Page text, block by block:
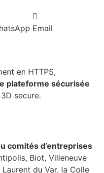
Email
en HTTPS,
plateforme sécurisée
secure.
comités d’entreprises
Biot, Villeneuve
du Var, la Colle